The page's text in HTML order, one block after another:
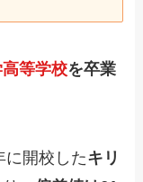
等学校を卒業
に開校したキリ